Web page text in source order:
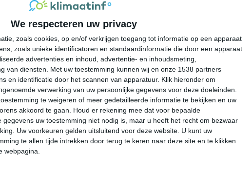
We respecteren uw privacy
zoals cookies, op en/of verkrijgen toegang tot informatie op een apparaat
zoals unieke identificatoren en standaardinformatie die door een apparaat
advertenties en inhoud, advertentie- en inhoudsmeting,
van diensten.
Met uw toestemming kunnen wij en onze 1538 partners
en identificatie door het scannen van apparatuur. Klik hieronder om
verwerking van uw persoonlijke gegevens voor deze doeleinden.
te weigeren of meer gedetailleerde informatie te bekijken en uw
akkoord te gaan.
Houd er rekening mee dat voor bepaalde
gegevens uw toestemming niet nodig is, maar u heeft het recht om bezwaar
Uw voorkeuren gelden uitsluitend voor deze website. U kunt uw
te allen tijde intrekken door terug te keren naar deze site en te klikken
webpagina.
WNW 2 NW 1 O 2
20:00
Het weer is
reizen. Wil je
maanden zijn
reizen? Op
over de beste
duizenden
beste